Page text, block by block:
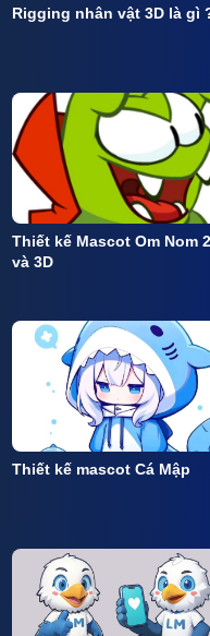
Rigging nhân vật 3D là gì
Thiết kế Mascot Om Nom
và 3D
Thiết kế mascot Cá Mập